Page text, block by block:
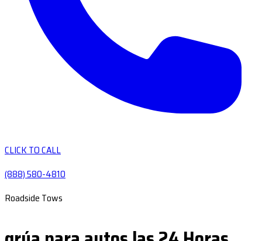
CLICK TO CALL
(888) 580-4810
Roadside Tows